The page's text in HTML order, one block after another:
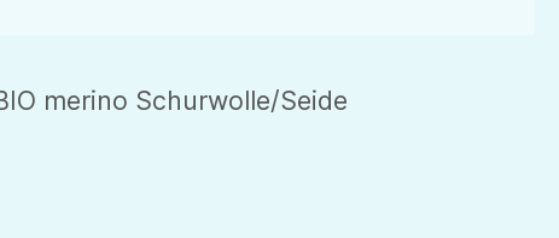
merino Schurwolle/Seide